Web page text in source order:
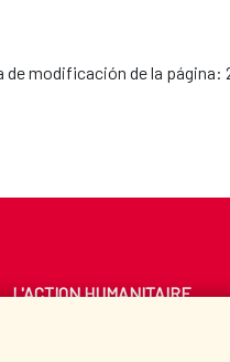
de modificación de la página:
L'ACTION HUMANITAIRE